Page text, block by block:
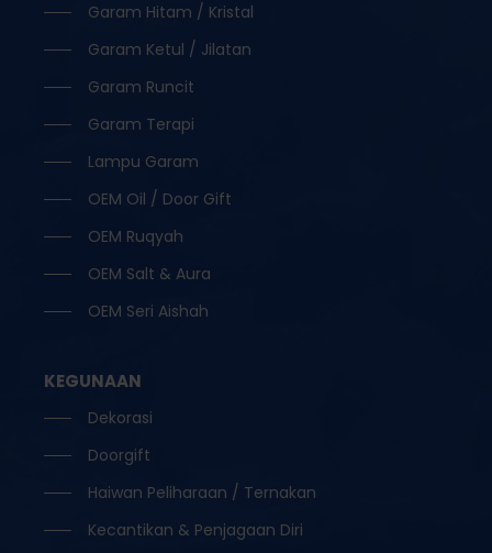
Garam Hitam / Kristal
Garam Ketul / Jilatan
Garam Runcit
Garam Terapi
Lampu Garam
OEM Oil / Door Gift
OEM Ruqyah
OEM Salt & Aura
OEM Seri Aishah
KEGUNAAN
Dekorasi
Doorgift
Haiwan Peliharaan / Ternakan
Kecantikan & Penjagaan Diri